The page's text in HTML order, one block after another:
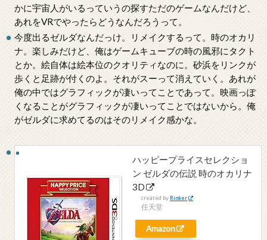
かに宇宙人がいるっていうの探すただのゲームなんだけど、
あれをVRでやったらどうなんだろうって。
今度出るゼルダなんだっけ。リメイクするって。時のオカリ
ナ。楽しみだけど、俺はゲームキューブの時の風邪にタクト
とか。絵自体は絵本位のクオリティなのに。砂浜をリンクが
歩くと足跡が付くのよ。それがスーって消えていく。あれが
俺の中ではグラフィックが凄いってことであって。映画っぽ
くなることがグラフィックが凄いってことではないから。俺
がゼルダに求めてるのはそのリメイク感かな。
ハッピープライスセレクショ
ン ゼルダの伝説 時のオカリナ
3D
created by Rinker
任天堂
Amazon